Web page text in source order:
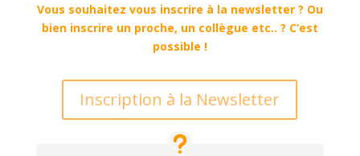
Vous souhaitez vous inscrire à la newsletter ? Ou
bien inscrire un proche, un collègue etc.. ? C’est
possible !
Inscription à la Newsletter